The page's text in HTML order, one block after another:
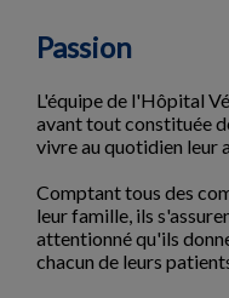
Passion
L'équipe de l'Hôpital
avant tout constituée
vivre au quotidien leur
Comptant tous des
leur famille, ils
attentionné qu'ils
chacun de leurs